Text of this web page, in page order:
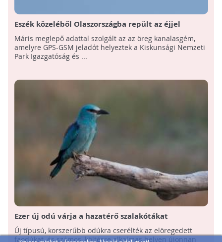
Eszék közeléből Olaszországba repült az éjjel
Bogyóka, a jeladós kanalasgém
Máris meglepő adattal szolgált az az öreg kanalasgém,
amelyre GPS-GSM jeladót helyeztek a Kiskunsági Nemzeti
Park Igazgatóság és ...
Ezer új odú várja a hazatérő szalakótákat
Új típusú, korszerűbb odúkra cserélték az elöregedett
faodúkat, és számos, költésre alkalmas helyen újonnan